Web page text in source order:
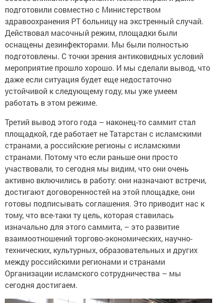
подготовили совместно с Министерством
здравоохранения РТ больницу на экстренный случай.
Действовал масочный режим, площадки были
оснащены дезинфекторами. Мы были полностью
подготовлены. С точки зрения антиковидных условий
мероприятие прошло хорошо. И мы сделали вывод, что
даже если ситуация будет еще недостаточно
устойчивой к следующему году, мы уже умеем
работать в этом режиме.
Третий вывод этого года – наконец-то саммит стал
площадкой, где работает не Татарстан с исламскими
странами, а российские регионы с исламскими
странами. Потому что если раньше они просто
участвовали, то сегодня мы видим, что они очень
активно включились в работу: они назначают встречи,
достигают договоренностей на этой площадке, они
готовы подписывать соглашения. Это приводит нас к
тому, что все-таки ту цель, которая ставилась
изначально для этого саммита, – это развитие
взаимоотношений торгово-экономических, научно-
технических, культурных, образовательных и других
между российскими регионами и странами
Организации исламского сотрудничества – мы
сегодня достигаем.